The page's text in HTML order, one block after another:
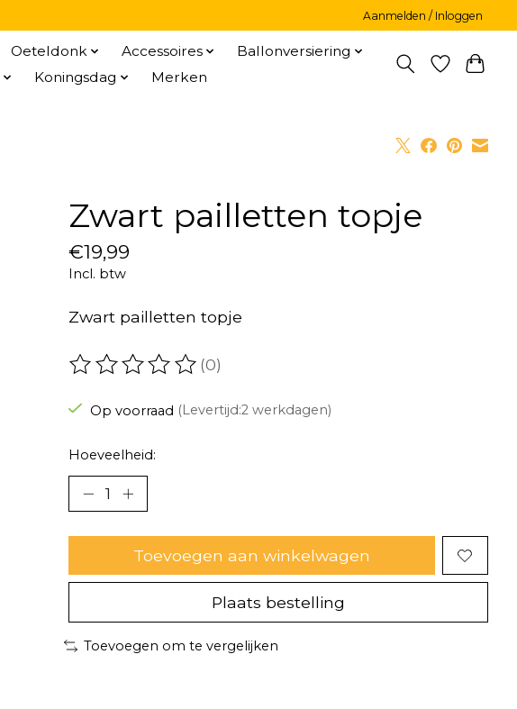
Aanmelden / Inloggen
Oeteldonk Accessoires
Ballonversiering
Koningsdag Merken
Zwart pailletten topje
€19,99
Incl. btw
Zwart pailletten topje
De beoordeling van dit product is
(0)
Op voorraad (Levertijd:2 werkdagen)
Hoeveelheid:
Toevoegen aan winkelwagen
Plaats bestelling
Toevoegen om te vergelijken